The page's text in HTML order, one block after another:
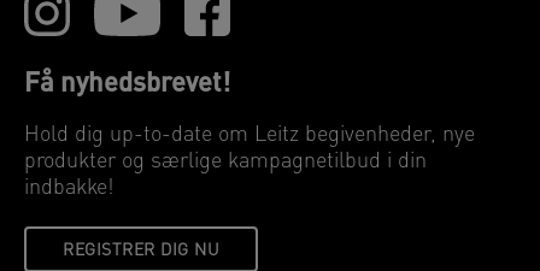
Få nyhedsbrevet!
Hold dig up-to-date om Leitz begivenheder, nye
produkter og særlige kampagnetilbud i din
indbakke!
REGISTRER DIG NU